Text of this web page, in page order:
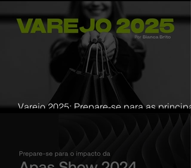
Uma paixão chamada esporte
Varejo 2025: Prepare-se para as